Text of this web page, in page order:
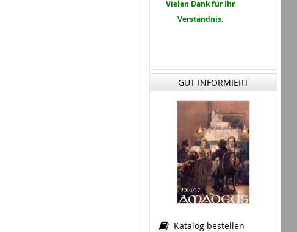
Vielen Dank für Ihr
Verständnis.
GUT INFORMIERT
Katalog bestellen